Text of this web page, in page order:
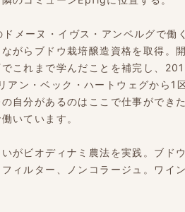
メーヌ・イヴス・アンベルグで働
がらブドウ栽培醸造資格を取得。
これまで学んだことを補完し、
アン・ベック・ハートウェグから1
自分があるのはここで仕事ができ
いています。
がビオディナミ農法を実践。ブド
ィルター、ノンコラージュ。ワイ